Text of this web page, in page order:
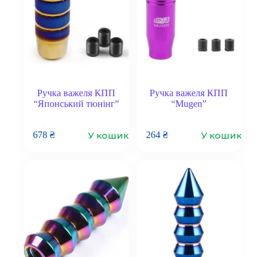
Ручка важеля КПП
“Японський тюнінг”
678₴ У кошик
Ручка важеля КПП
“Mugen”
264 ₴ У кошик